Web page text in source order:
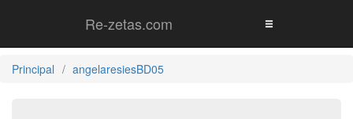
Re-zetas.com
Principal angelaresiesBD05